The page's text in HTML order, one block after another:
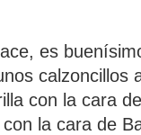
es
calzoncillos
con la cara
la cara de